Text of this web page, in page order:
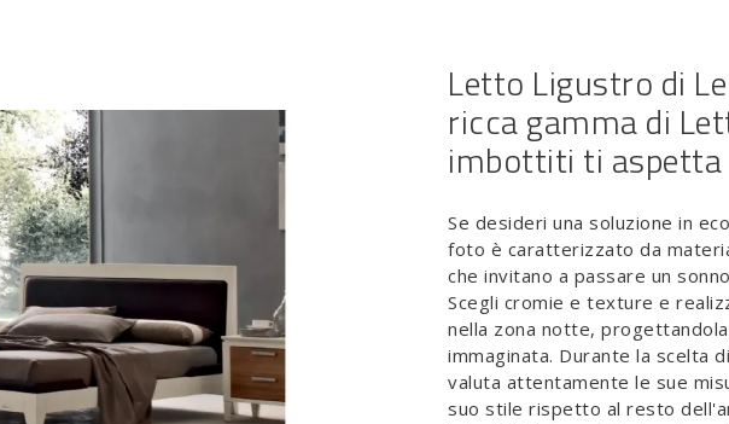
Letto Ligustro di
ricca gamma di
imbottiti ti aspetta
Se desideri una soluzione in
foto è caratterizzato da
che invitano a passare un
Scegli cromie e texture e
nella zona notte,
immaginata. Durante la scelta
valuta attentamente le sue
suo stile rispetto al resto